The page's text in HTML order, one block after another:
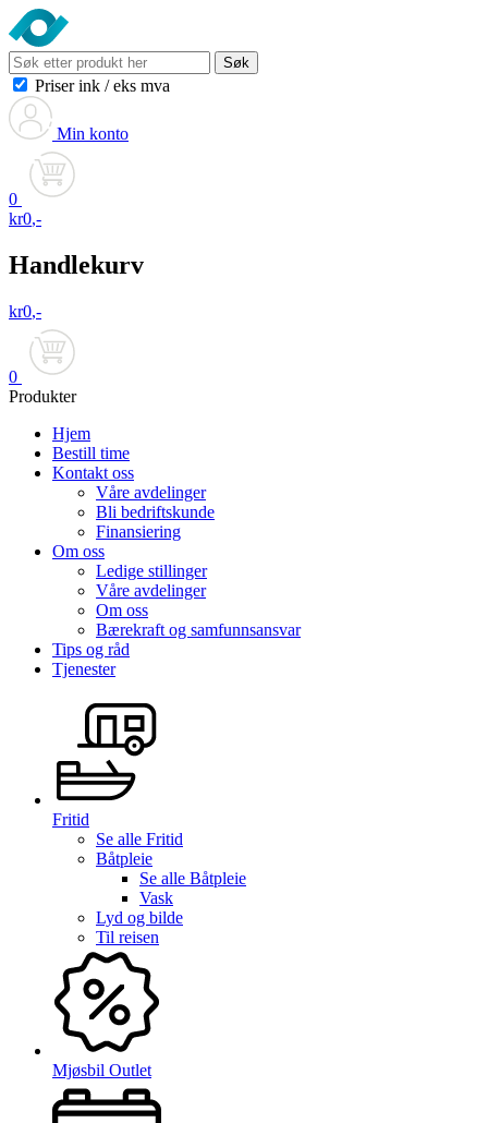
Søk
Priser ink / eks mva
Min konto
0
kr0,-
Handlekurv
kr0,-
0
Produkter
Hjem
Bestill time
Kontakt oss
Våre avdelinger
Bli bedriftskunde
Finansiering
Om oss
Ledige stillinger
Våre avdelinger
Om oss
Bærekraft og samfunnsansvar
Tips og råd
Tjenester
Fritid
Se alle Fritid
Båtpleie
Se alle Båtpleie
Vask
Lyd og bilde
Til reisen
Mjøsbil Outlet